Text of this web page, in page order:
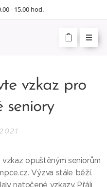
- 15.00 hod.
vzkaz pro
seniory
vzkaz opuštěným seniorům
Výzva stále běží.
natočené vzkazy. Přáli